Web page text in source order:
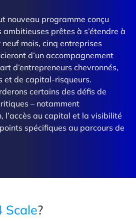
nouveau programme conçu
prêtes à s’étendre à
neuf mois, cinq entreprises
d’un accompagnement
d’entrepreneurs chevronnés,
et de capital-risqueurs.
certains des défis de
– notamment
l’accès au capital et la visibilité
spécifiques au parcours de
Scale?